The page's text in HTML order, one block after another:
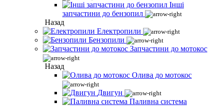
Інші
запчастини до бензопил
Назад
Електропили
Бензопили
Запчастини до мотокос
Назад
Олива до мотокос
Двигун
Паливна система